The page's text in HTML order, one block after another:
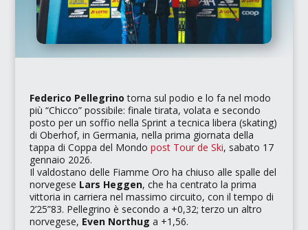
Federico Pellegrino torna sul podio e lo fa nel modo
più “Chicco”possibile: finale tirata, volata e secondo
posto per un soffio nella Sprint a tecnica libera (skating)
di Oberhof, in Germania, nella prima giornata della
tappa di Coppa del Mondo post Tour de Ski, sabato 17
gennaio 2026.
Il valdostano delle Fiamme Oro ha chiuso alle spalle del
norvegese Lars Heggen, che ha centrato la prima
vittoria in carriera nel massimo circuito, con il tempo di
2’25”83. Pellegrino è secondo a +0,32; terzo un altro
norvegese, Even Northug a +1,56.